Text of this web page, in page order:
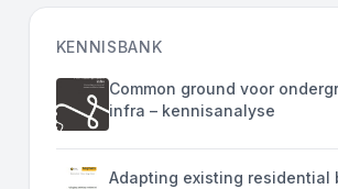
KENNISBANK
Common ground voor
infra – kennisanalyse
Adapting existing residential